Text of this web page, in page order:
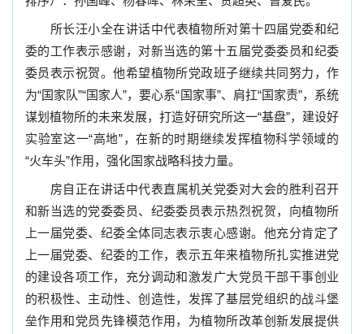
所长汪小全在讲话中代表植物所对第十四届党委和纪
委的工作表示感谢，对新当选的第十五届党委委员和纪委
委员表示祝贺。他希望植物所党政班子继续共同努力，作
为“国家队”“国家人”，要心系“国家事”、肩扛“国家责”，系统
谋划植物所的未来发展，打造好研究所这一“基盘”，建设好
实验室这一“高地”，在新的时期继续发挥植物科学领域的
“火车头”作用，强化国家战略科技力量。
房自正在讲话中代表直属机关党委对大会的胜利召开
和新当选的党委委员、纪委委员表示热烈祝贺，向植物所
上一届党委、纪委全体同志表示衷心感谢。他充分肯定了
上一届党委、纪委的工作，表示五年来植物所扎实推进党
的建设各项工作，充分调动和激发广大党员干部干事创业
的积极性、主动性、创造性，发挥了基层党组织的战斗堡
垒作用和党员先锋模范作用，为植物所改革创新发展提供